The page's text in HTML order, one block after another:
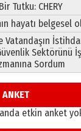
28 Temmuz 2026 Salı
Gökhan YAZICI
Yesevi’den
”Reisimiz”
Hakka yürüdü.!
26 Mart 2026 Perşembe
bıraktığı
13 Mayıs 2026 Çarşamba
Tutku: CHERY
hayatı belgesel
Vatandaşın
Sektörünü
Sordum
ANKET
etkin anket